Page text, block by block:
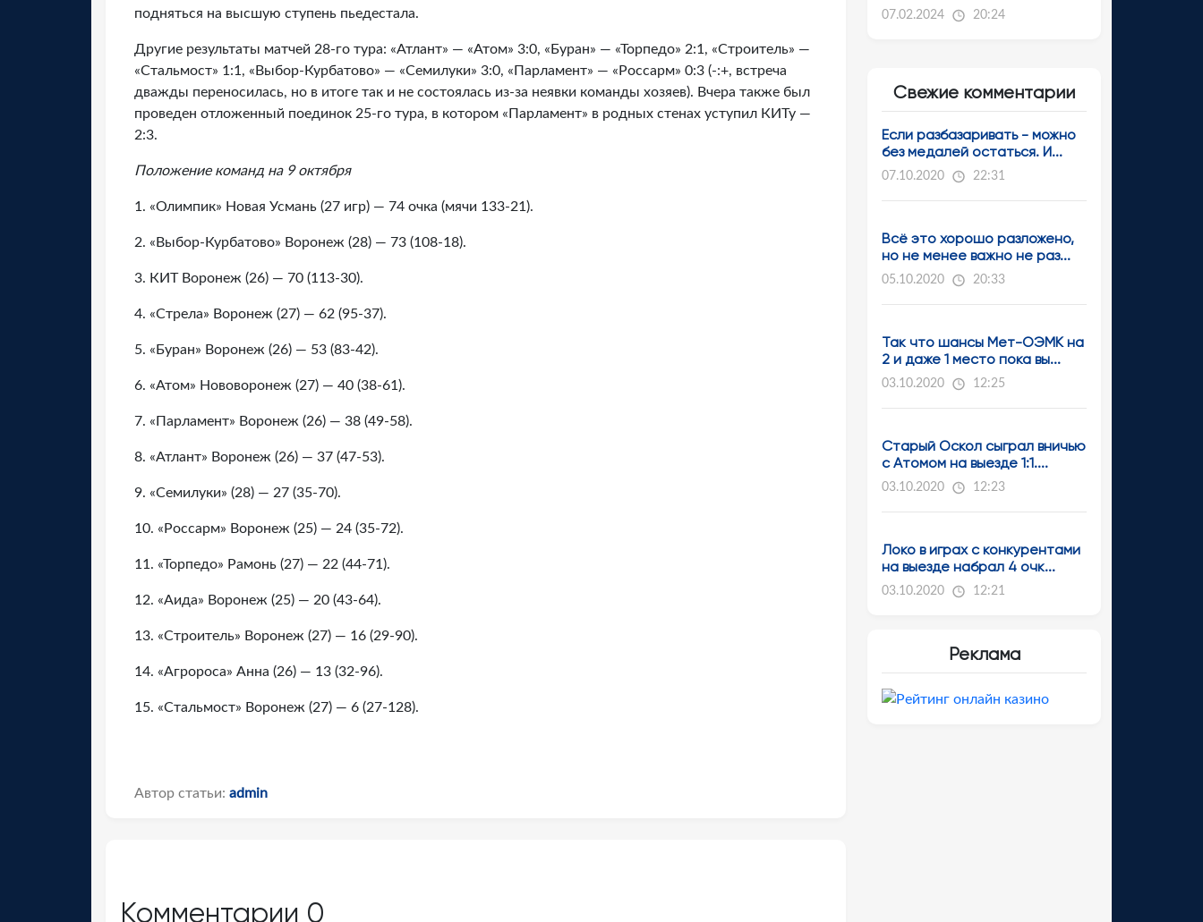
подняться на высшую ступень пьедестала.
Другие результаты матчей 28-го тура: «Атлант» — «Атом» 3:0, «Буран» — «Торпедо» 2:1, «Строитель» —
«Стальмост» 1:1, «Выбор-Курбатово» — «Семилуки» 3:0, «Парламент» — «Россарм» 0:3 (-:+, встреча
дважды переносилась, но в итоге так и не состоялась из-за неявки команды хозяев). Вчера также был
проведен отложенный поединок 25-го тура, в котором «Парламент» в родных стенах уступил КИТу —
2:3.
Положение команд на 9 октября
1. «Олимпик» Новая Усмань (27 игр) — 74 очка (мячи 133-21).
2. «Выбор-Курбатово» Воронеж (28) — 73 (108-18).
3. КИТ Воронеж (26) — 70 (113-30).
4. «Стрела» Воронеж (27) — 62 (95-37).
5. «Буран» Воронеж (26) — 53 (83-42).
6. «Атом» Нововоронеж (27) — 40 (38-61).
7. «Парламент» Воронеж (26) — 38 (49-58).
8. «Атлант» Воронеж (26) — 37 (47-53).
9. «Семилуки» (28) — 27 (35-70).
10. «Россарм» Воронеж (25) — 24 (35-72).
11. «Торпедо» Рамонь (27) — 22 (44-71).
12. «Аида» Воронеж (25) — 20 (43-64).
13. «Строитель» Воронеж (27) — 16 (29-90).
14. «Агророса» Анна (26) — 13 (32-96).
15. «Стальмост» Воронеж (27) — 6 (27-128).
Автор статьи: admin
Комментарии 0
07.02.2024 20:24
Свежие комментарии
Если разбазаривать - можно
без медалей остаться. И...
07.10.2020 22:31
Всё это хорошо разложено,
но не менее важно не раз...
05.10.2020 20:33
Так что шансы Мет-ОЭМК на
2 и даже 1 место пока вы...
03.10.2020 12:25
Старый Оскол сыграл вничью
с Атомом на выезде 1:1....
03.10.2020 12:23
Локо в играх с конкурентами
на выезде набрал 4 очк...
03.10.2020 12:21
Реклама